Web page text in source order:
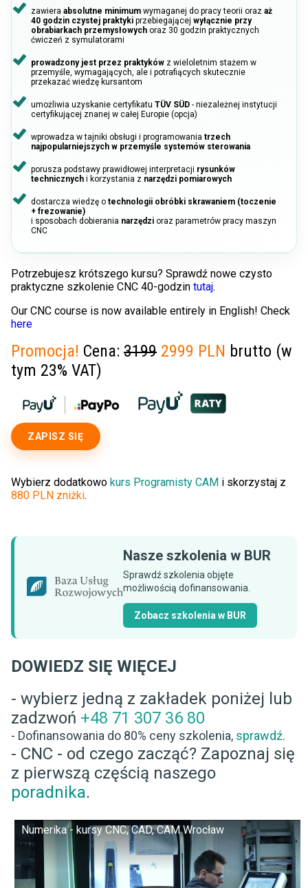
zawiera absolutne minimum wymaganej do pracy teorii oraz aż
40 godzin czystej praktyki przebiegającej wyłącznie przy
obrabiarkach przemysłowych oraz 30 godzin praktycznych
ćwiczeń z symulatorami
prowadzony jest przez praktyków z wieloletnim stażem w
przemyśle, wymagających, ale i potrafiących skutecznie
przekazać wiedzę kursantom
umożliwia uzyskanie certyfikatu TÜV SÜD - niezależnej instytucji
certyfikującej znanej w całej Europie (opcja)
wprowadza w tajniki obsługi i programowania trzech
najpopularniejszych w przemyśle systemów sterowania
porusza podstawy prawidłowej interpretacji rysunków
technicznych i korzystania z narzędzi pomiarowych
dostarcza wiedzę o technologii obróbki skrawaniem (toczenie
+ frezowanie)
i sposobach dobierania narzędzi oraz parametrów pracy maszyn
CNC
Potrzebujesz krótszego kursu? Sprawdź nowe czysto
praktyczne szkolenie CNC 40-godzin tutaj.
Our CNC course is now available entirely in English! Check
here
Promocja! Cena: 3199 2999 PLN brutto (w
tym 23% VAT)
ZAPISZ SIĘ
Wybierz dodatkowo kurs Programisty CAM i skorzystaj z
880 PLN zniżki.
Nasze szkolenia w BUR
Sprawdź szkolenia objęte
możliwością dofinansowania.
Zobacz szkolenia w BUR
DOWIEDZ SIĘ WIĘCEJ
- wybierz jedną z zakładek poniżej lub
zadzwoń +48 71 307 36 80
- Dofinansowania do 80% ceny szkolenia, sprawdź.
- CNC - od czego zacząć? Zapoznaj się
z pierwszą częścią naszego
poradnika.
Numerika - kursy CNC, CAD, CAM Wrocław